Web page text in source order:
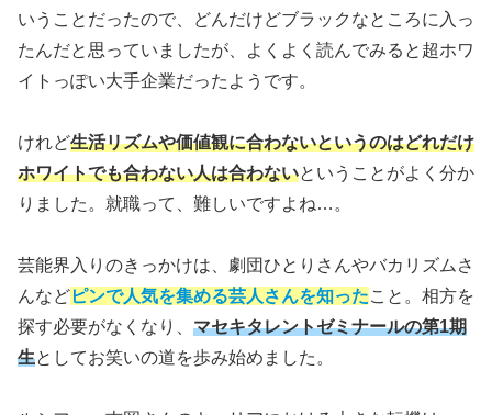
いうことだったので、どんだけどブラックなところに入っ
たんだと思っていましたが、よくよく読んでみると超ホワ
イトっぽい大手企業だったようです。
けれど生活リズムや価値観に合わないというのはどれだけ
ホワイトでも合わない人は合わないということがよく分か
りました。就職って、難しいですよね…。
芸能界入りのきっかけは、劇団ひとりさんやバカリズムさ
んなどピンで人気を集める芸人さんを知ったこと。相方を
探す必要がなくなり、 マセキタレントゼミナールの第1期
生としてお笑いの道を歩み始めました。